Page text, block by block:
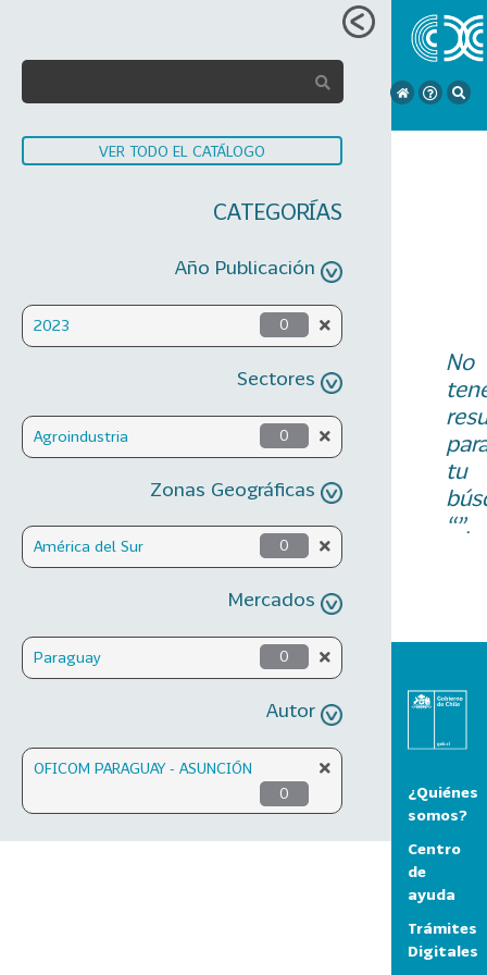
VER TODO EL CATÁLOGO
CATEGORÍAS
Año Publicación
2023 0
Sectores
Agroindustria 0
Zonas Geográficas
América del Sur 0
Mercados
Paraguay 0
Autor
OFICOM PARAGUAY - ASUNCIÓN
0
No
tu
“”.
¿Quiénes
somos?
Centro
de
ayuda
Trámites
Digitales